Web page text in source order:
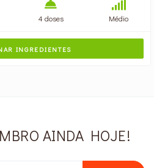
4 doses Médio
INGREDIENTES
AINDA HOJE!